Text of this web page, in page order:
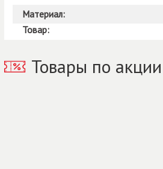
Материал:
Товар:
Товары по акции